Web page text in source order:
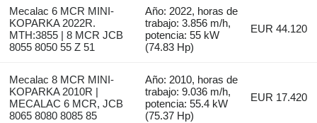
Mecalac 6 MCR MINI-
KOPARKA 2022R.
MTH:3855 | 8 MCR JCB
8055 8050 55 Z 51
Año: 2022, horas de
trabajo: 3.856 m/h,
potencia: 55 kW
(74.83 Hp)
EUR 44.120
Mecalac 8 MCR MINI-
KOPARKA 2010R |
MECALAC 6 MCR, JCB
8065 8080 8085 85
Año: 2010, horas de
trabajo: 9.036 m/h,
potencia: 55.4 kW
(75.37 Hp)
EUR 17.420